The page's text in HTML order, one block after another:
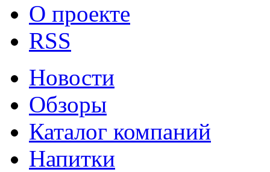
О проекте
RSS
Новости
Обзоры
Каталог компаний
Напитки